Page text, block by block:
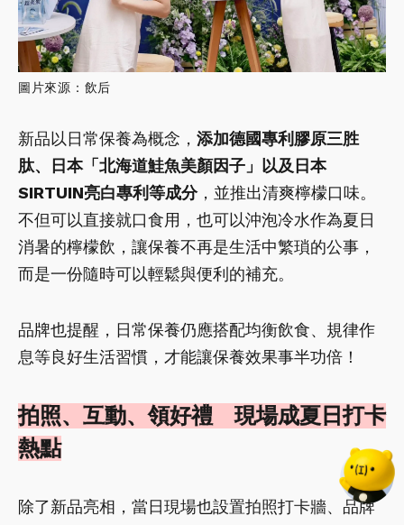
圖片來源：飲后
新品以日常保養為概念， 添加德國專利膠原三胜
肽、日本「北海道鮭魚美顏因子」以及日本
SIRTUIN亮白專利等成分，並推出清爽檸檬口味。
不但可以直接就口食用，也可以沖泡冷水作為夏日
消暑的檸檬飲，讓保養不再是生活中繁瑣的公事，
而是一份隨時可以輕鬆與便利的補充。
品牌也提醒，日常保養仍應搭配均衡飲食、規律作
息等良好生活習慣，才能讓保養效果事半功倍！
拍照、互動、領好禮 現場成夏日打卡
熱點
除了新品亮相，當日現場也設置拍照打卡牆、品牌